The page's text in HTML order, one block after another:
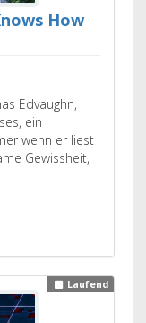
How
Edvaughn,
ein
wenn er liest
Gewissheit,
Laufend